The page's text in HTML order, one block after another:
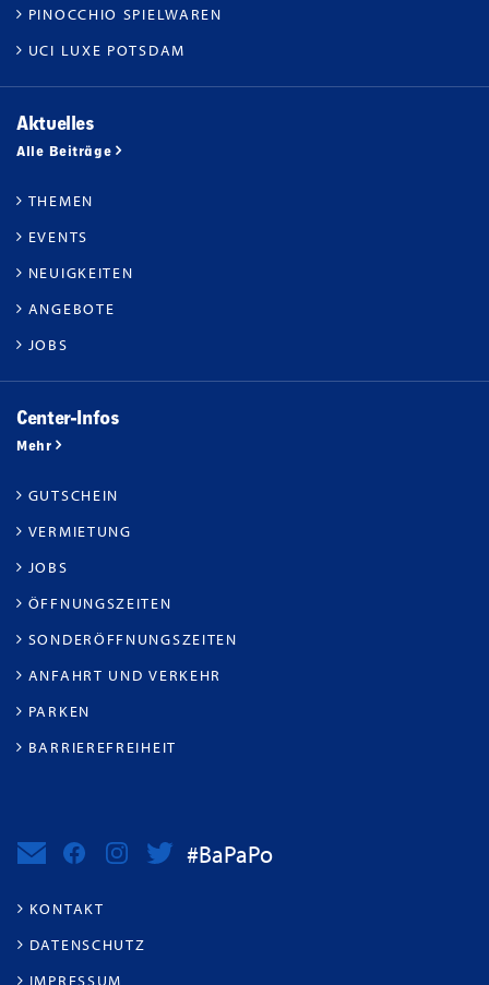
PINOCCHIO SPIELWAREN
UCI LUXE POTSDAM
Aktuelles
Alle Beiträge
THEMEN
EVENTS
NEUIGKEITEN
ANGEBOTE
JOBS
Center-Infos
Mehr
GUTSCHEIN
VERMIETUNG
JOBS
ÖFFNUNGSZEITEN
SONDERÖFFNUNGSZEITEN
ANFAHRT UND VERKEHR
PARKEN
BARRIEREFREIHEIT
#BaPaPo
KONTAKT
DATENSCHUTZ
IMPRESSUM